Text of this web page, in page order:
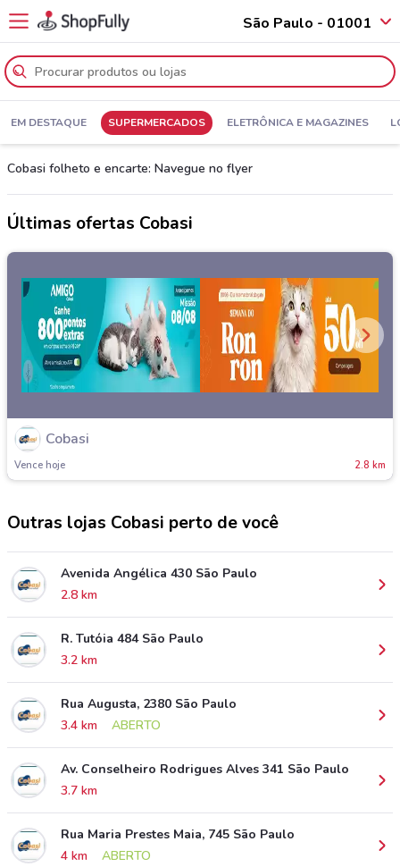
São Paulo - 01001
EM DESTAQUE SUPERMERCADOS ELETRÔNICA E MAGAZINES
Cobasi folheto e encarte: Navegue no flyer
Últimas ofertas Cobasi
Cobasi
Vence hoje 2.8 km
Outras lojas Cobasi perto de você
Avenida Angélica 430 São Paulo
2.8 km
R. Tutóia 484 São Paulo
3.2 km
Rua Augusta, 2380 São Paulo
3.4 km
ABERTO
Av. Conselheiro Rodrigues Alves 341 São Paulo
3.7 km
Rua Maria Prestes Maia, 745 São Paulo
4 km
ABERTO